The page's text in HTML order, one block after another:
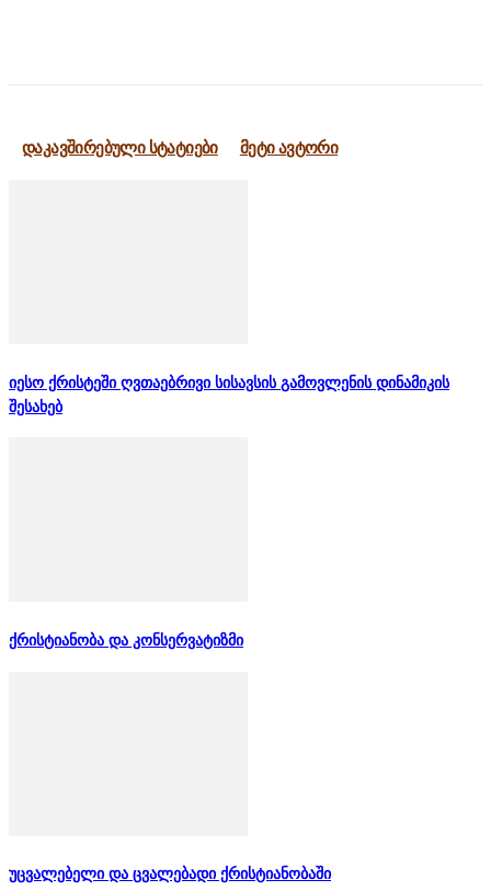
დაკავშირებული სტატიები მეტი ავტორი
იესო ქრისტეში ღვთაებრივი სისავსის გამოვლენის დინამიკის
შესახებ
ქრისტიანობა და კონსერვატიზმი
უცვალებელი და ცვალებადი ქრისტიანობაში